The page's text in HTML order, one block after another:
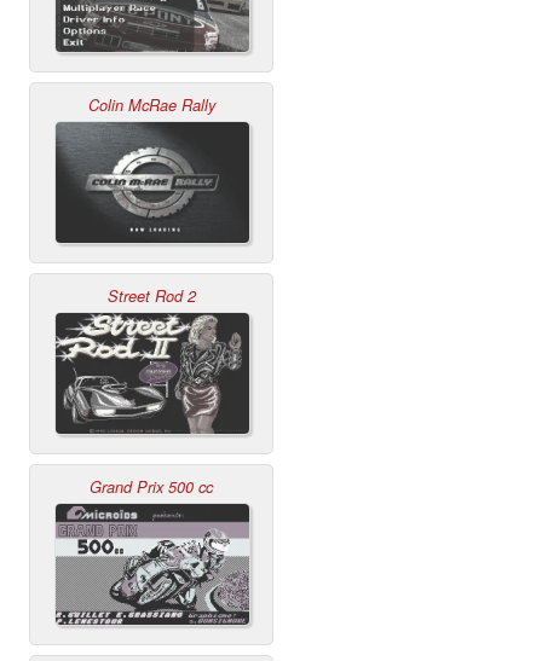
Colin McRae Rally
Street Rod 2
Grand Prix 500 cc